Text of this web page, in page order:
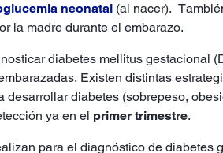
neonatal (al nacer).
la madre durante el embarazo.
diabetes mellitus gestacional
Existen distintas
desarrollar diabetes (sobrepeso,
ya en el primer trimestre.
para el diagnóstico de